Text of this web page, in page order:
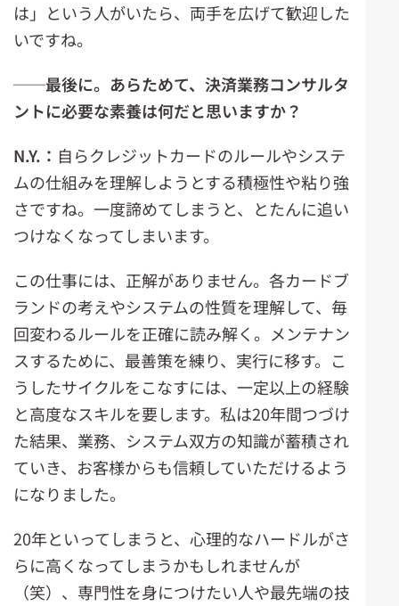
は」という人がいたら、両手を広げて歓迎した
いですね。
──最後に。あらためて、決済業務コンサルタ
ントに必要な素養は何だと思いますか？
N.Y. ： 自らクレジットカードのルールやシステ
ムの仕組みを理解しようとする積極性や粘り強
さですね。一度諦めてしまうと、とたんに追い
つけなくなってしまいます。
この仕事には、正解がありません。各カードブ
ランドの考えやシステムの性質を理解して、毎
回変わるルールを正確に読み解く。メンテナン
スするために、最善策を練り、実行に移す。こ
うしたサイクルをこなすには、一定以上の経験
と高度なスキルを要します。私は20年間つづけ
た結果、業務、システム双方の知識が蓄積され
ていき、お客様からも信頼していただけるよう
になりました。
20年といってしまうと、心理的なハードルがさ
らに高くなってしまうかもしれませんが
（笑）、専門性を身につけたい人や最先端の技